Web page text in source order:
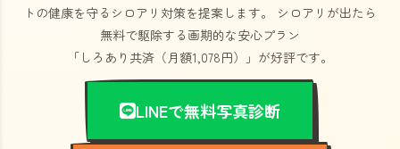
トの健康を守るシロアリ対策を提案します。 シロアリが出たら
無料で駆除する画期的な安心プラン
「しろあり共済（月額1,078円）」 が好評です。
LINEで無料写真診断